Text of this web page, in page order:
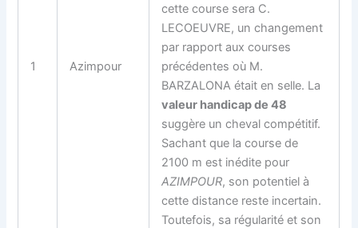
1 Azimpour
cette course sera C.
LECOEUVRE, un changement
par rapport aux courses
précédentes où M.
BARZALONA était en selle. La
valeur handicap de 48
suggère un cheval compétitif.
Sachant que la course de
2100 m est inédite pour
AZIMPOUR, son potentiel à
cette distance reste incertain.
Toutefois, sa régularité et son